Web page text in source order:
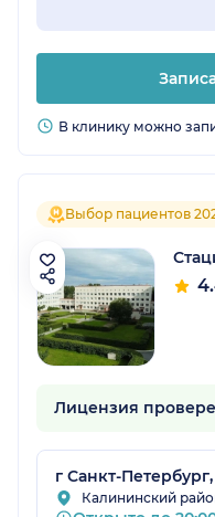
В клинику можно
Выбор пациентов
Лицензия
г Санкт-
Калининский